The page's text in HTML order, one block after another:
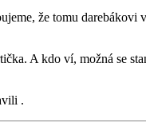
že tomu
A kdo ví, možná se
.